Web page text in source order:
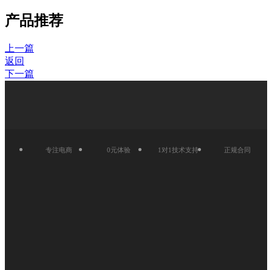
产品推荐
上一篇
返回
下一篇
专注电商 0元体验 1对1技术支持 正规合同